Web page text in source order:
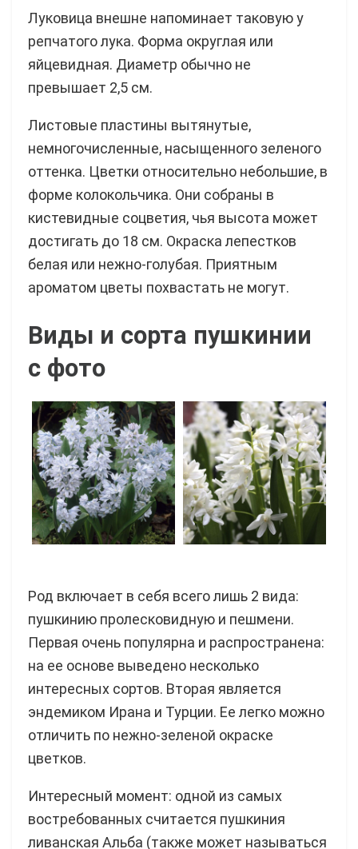
Луковица внешне напоминает таковую у
репчатого лука. Форма округлая или
яйцевидная. Диаметр обычно не
превышает 2,5 см.
Листовые пластины вытянутые,
немногочисленные, насыщенного зеленого
оттенка. Цветки относительно небольшие, в
форме колокольчика. Они собраны в
кистевидные соцветия, чья высота может
достигать до 18 см. Окраска лепестков
белая или нежно-голубая. Приятным
ароматом цветы похвастать не могут.
Виды и сорта пушкинии
с фото
Род включает в себя всего лишь 2 вида:
пушкинию пролесковидную и пешмени.
Первая очень популярна и распространена:
на ее основе выведено несколько
интересных сортов. Вторая является
эндемиком Ирана и Турции. Ее легко можно
отличить по нежно-зеленой окраске
цветков.
Интересный момент: одной из самых
востребованных считается пушкиния
ливанская Альба (также может называться